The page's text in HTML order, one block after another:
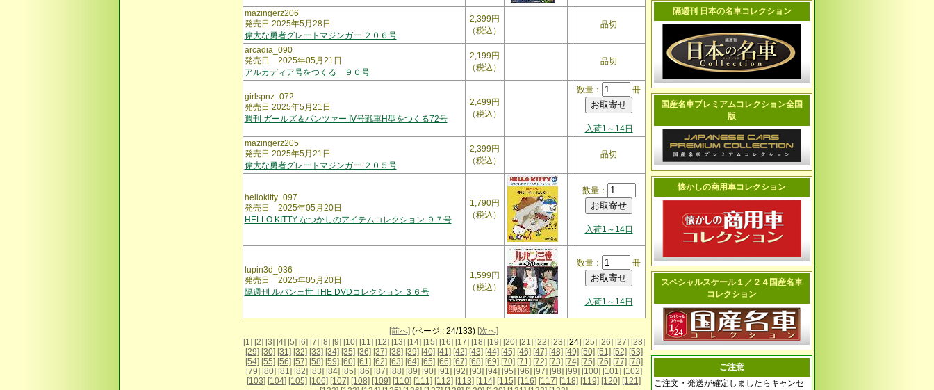
mazingerz206
発売日 2025年5月28日
偉大な勇者グレートマジンガー ２０６号
2,399円
（税込）
品切
arcadia_090
発売日 2025年05月21日
アルカディア号をつくる ９０号
2,199円
（税込）
品切
girlspnz_072
発売日 2025年5月21日
週刊 ガールズ＆パンツァー Ⅳ号戦車H型をつくる72号
2,499円
（税込）
数量： 冊
入荷1～14日
mazingerz205
発売日 2025年5月21日
偉大な勇者グレートマジンガー ２０５号
2,399円
（税込）
品切
hellokitty_097
発売日 2025年05月20日
HELLO KITTY なつかしのアイテムコレクション ９７号
1,790円
（税込）
数量：
入荷1～14日
lupin3d_036
発売日 2025年05月20日
隔週刊 ルパン三世 THE DVDコレクション ３６号
1,599円
（税込）
数量： 冊
入荷1～14日
[前へ] (ページ : 24/133) [次へ]
[1] [2] [3] [4] [5] [6] [7] [8] [9] [10] [11] [12] [13] [14] [15] [16] [17] [18] [19] [20] [21] [22] [23] [24] [25] [26] [27] [28]
[29] [30] [31] [32] [33] [34] [35] [36] [37] [38] [39] [40] [41] [42] [43] [44] [45] [46] [47] [48] [49] [50] [51] [52] [53]
[54] [55] [56] [57] [58] [59] [60] [61] [62] [63] [64] [65] [66] [67] [68] [69] [70] [71] [72] [73] [74] [75] [76] [77] [78]
[79] [80] [81] [82] [83] [84] [85] [86] [87] [88] [89] [90] [91] [92] [93] [94] [95] [96] [97] [98] [99] [100] [101] [102]
[103] [104] [105] [106] [107] [108] [109] [110] [111] [112] [113] [114] [115] [116] [117] [118] [119] [120] [121]
隔週刊 日本の名車コレクション
国産名車プレミアムコレクション全国
版
懐かしの商用車コレクション
スペシャルスケール１／２４国産名車
コレクション
ご注意
ご注文・発送が確定しましたらキャンセ